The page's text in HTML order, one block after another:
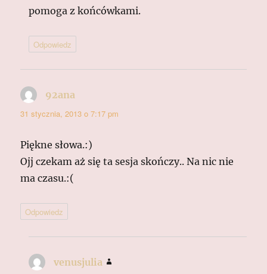
pomoga z końcówkami.
Odpowiedz
92ana
31 stycznia, 2013 o 7:17 pm
Piękne słowa.:)
Ojj czekam aż się ta sesja skończy.. Na nic nie
ma czasu.:(
Odpowiedz
venusjulia